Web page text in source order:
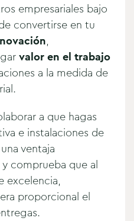
empresariales bajo
convertirse en tu
,
valor en el trabajo
a la medida de
a que hagas
e instalaciones de
ventaja
comprueba que al
excelencia,
proporcional el